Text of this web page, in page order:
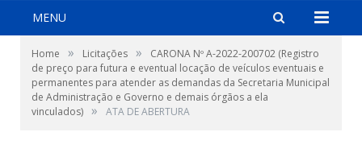
MENU
Home » Licitações »
CARONA Nº A-2022-200702 (Registro
de preço para futura e eventual locação de veículos eventuais e
permanentes para atender as demandas da Secretaria Municipal
de Administração e Governo e demais órgãos a ela
vinculados) » ATA DE ABERTURA